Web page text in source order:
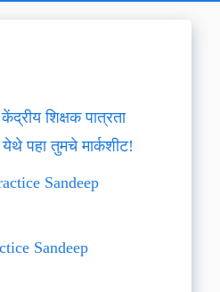
शिक्षक पात्रता
येथे पहा तुमचे मार्कशीट!
Sandeep
Sandeep